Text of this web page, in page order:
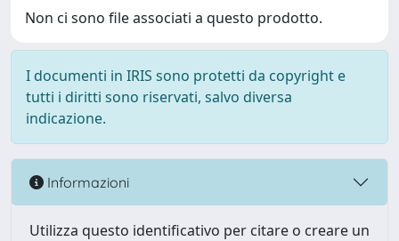
Non ci sono file associati a questo prodotto.
I documenti in IRIS sono protetti da copyright e
tutti i diritti sono riservati, salvo diversa
indicazione.
Informazioni
Utilizza questo identificativo per citare o creare un